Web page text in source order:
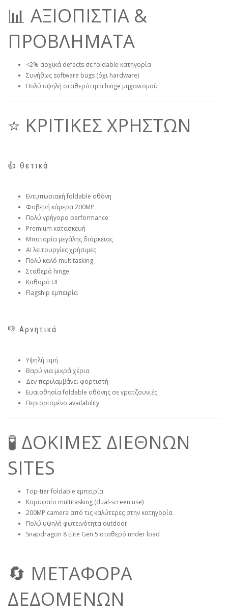
📊 ΑΞΙΟΠΙΣΤΙΑ &
ΠΡΟΒΛΗΜΑΤΑ
<2% αρχικά defects σε foldable κατηγορία
Συνήθως software bugs (όχι hardware)
Πολύ υψηλή σταθερότητα hinge μηχανισμού
⭐ ΚΡΙΤΙΚΕΣ ΧΡΗΣΤΩΝ
👍 Θετικά:
Εντυπωσιακή foldable οθόνη
Φοβερή κάμερα 200MP
Πολύ γρήγορο performance
Premium κατασκευή
Μπαταρία μεγάλης διάρκειας
AI λειτουργίες χρήσιμες
Πολύ καλό multitasking
Σταθερό hinge
Καθαρό UI
Flagship εμπειρία
👎 Αρνητικά:
Υψηλή τιμή
Βαρύ για μικρά χέρια
Δεν περιλαμβάνει φορτιστή
Ευαισθησία foldable οθόνης σε γρατζουνιές
Περιορισμένο availability
🧪 ΔΟΚΙΜΕΣ ΔΙΕΘΝΩΝ
SITES
Top-tier foldable εμπειρία
Κορυφαίο multitasking (dual-screen use)
200MP camera από τις καλύτερες στην κατηγορία
Πολύ υψηλή φωτεινότητα outdoor
Snapdragon 8 Elite Gen 5 σταθερό under load
🔄 ΜΕΤΑΦΟΡΑ
ΔΕΔΟΜΕΝΩΝ